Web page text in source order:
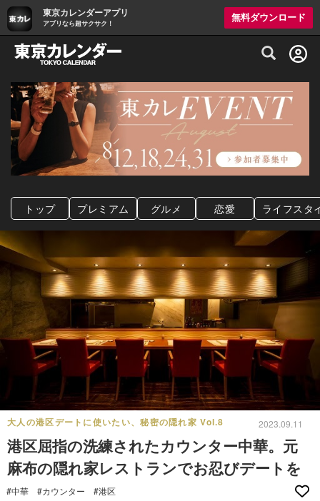
東京カレンダーアプリ
アプリなら超サクサク！
無料ダウンロード
グルメ情報・プレミアムレストラン予約
トップ プレミアム グルメ 恋愛 ライフスタ
大人の港区デートに使いたい、秘密の隠れ家 Vol.8 2023.09.11
港区屈指の洗練されたカウンター中華。元
麻布の隠れ家レストランでお忍びデートを
#中華 #カウンター #港区